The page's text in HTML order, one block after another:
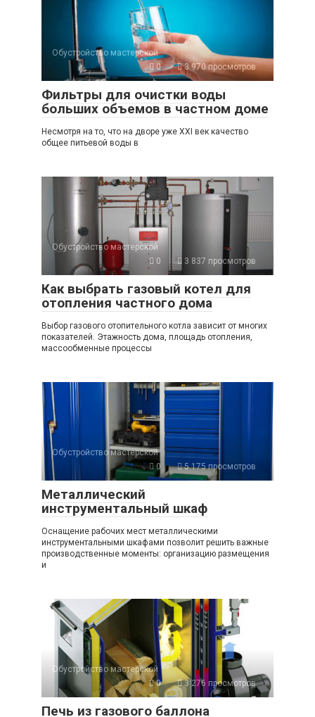
Обустройство мастерской
0
3 970 просмотров
Фильтры для очистки воды
больших объемов в частном доме
Несмотря на то, что на дворе уже XXI век качество
общее питьевой воды в
Обустройство мастерской
0
3 837 просмотров
Как выбрать газовый котел для
отопления частного дома
Выбор газового отопительного котла зависит от многих
показателей. Этажность дома, площадь отопления,
массообменные процессы
Обустройство мастерской
0
5 175 просмотров
Металлический
инструментальный шкаф
Оснащение рабочих мест металлическими
инструментальными шкафами позволит решить важные
производственные моменты: организацию размещения
и
Обустройство мастерской
0
3 276 просмотров
Печь из газового баллона